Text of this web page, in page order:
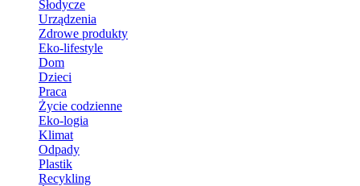
Słodycze
Urządzenia
Zdrowe produkty
Eko-lifestyle
Dom
Dzieci
Praca
Życie codzienne
Eko-logia
Klimat
Odpady
Plastik
Recykling